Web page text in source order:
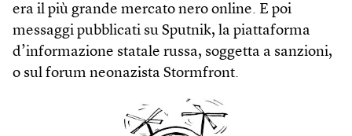
era il più grande mercato nero online. E poi
messaggi pubblicati su Sputnik, la piattaforma
d’informazione statale russa, soggetta a sanzioni,
o sul forum neonazista Stormfront.